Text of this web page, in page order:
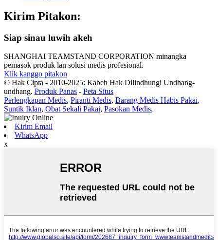
Kirim Pitakon:
Siap sinau luwih akeh
SHANGHAI TEAMSTAND CORPORATION minangka
pemasok produk lan solusi medis profesional.
Klik kanggo pitakon
© Hak Cipta - 2010-2025: Kabeh Hak Dilindhungi Undhang-
undhang. Produk Panas - Peta Situs
Perlengkapan Medis, Piranti Medis, Barang Medis Habis Pakai,
Suntik Iklan, Obat Sekali Pakai, Pasokan Medis,
Kirim Email
WhatsApp
x